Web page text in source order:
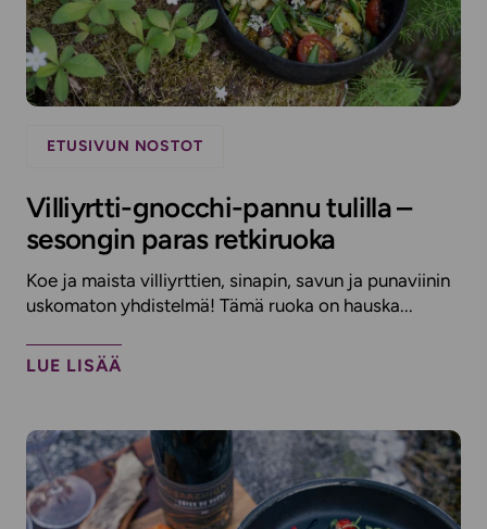
ETUSIVUN NOSTOT
Villiyrtti-gnocchi-pannu tulilla –
sesongin paras retkiruoka
Koe ja maista villiyrttien, sinapin, savun ja punaviinin
uskomaton yhdistelmä! Tämä ruoka on hauska...
LUE LISÄÄ